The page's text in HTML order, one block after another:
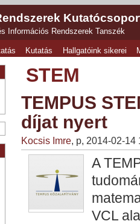
Információs Rendszerek Tanszék
Kutatás Hallgatóink sikerei
STEM
TEMPUS
díjat nyert
Kocsis Imre, p, 2014-02-14
A
VCL